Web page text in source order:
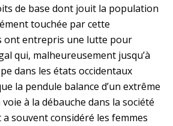
de base dont jouit la population
touchée par cette
ont entrepris une lutte pour
qui, malheureusement jusqu’à
dans les états occidentaux
la pendule balance d’un extrême
à la débauche dans la société
a souvent considéré les femmes